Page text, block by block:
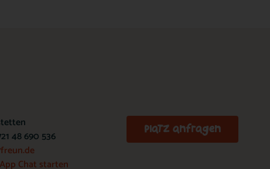
48 690 536
Chat starten
Platz anfragen